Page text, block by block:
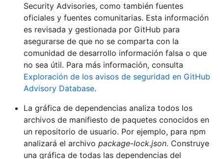
Security Advisories, como también fuentes
oficiales y fuentes comunitarias. Esta información
es revisada y gestionada por GitHub para
asegurarse de que no se comparta con la
comunidad de desarrollo información falsa o que
no sea útil. Para más información, consulta
Exploración de los avisos de seguridad en GitHub
Advisory Database.
La gráfica de dependencias analiza todos los
archivos de manifiesto de paquetes conocidos en
un repositorio de usuario. Por ejemplo, para npm
analizará el archivo package-lock.json. Construye
una gráfica de todas las dependencias del